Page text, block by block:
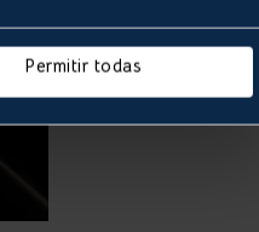
Permitir todas